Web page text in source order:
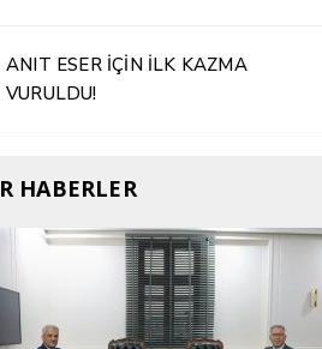
ANIT ESER İÇİN İLK KAZMA
VURULDU!
HABERLER